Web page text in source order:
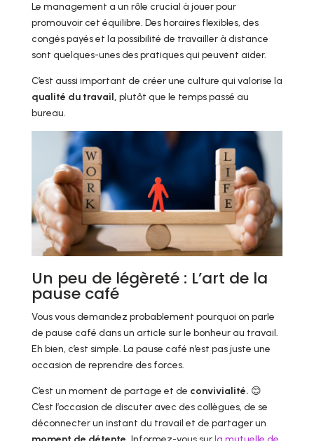
Le management a un rôle crucial à jouer pour
promouvoir cet équilibre. Des horaires flexibles, des
congés payés et la possibilité de travailler à distance
sont quelques-unes des pratiques qui peuvent aider.
C’est aussi important de créer une culture qui valorise la
qualité du travail, plutôt que le temps passé au
bureau.
Un peu de légèreté : L’art de la
pause café
Vous vous demandez probablement pourquoi on parle
de pause café dans un article sur le bonheur au travail.
Eh bien, c’est simple. La pause café n’est pas juste une
occasion de reprendre des forces.
C’est un moment de partage et de convivialité. 😊
C’est l’occasion de discuter avec des collègues, de se
déconnecter un instant du travail et de partager un